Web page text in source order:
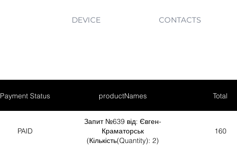
DEVICE CONTACTS
Payment Status productNames Total
PAID
Запит №639 від: Євген-
Краматорськ
(Кількість(Quantity): 2)
160